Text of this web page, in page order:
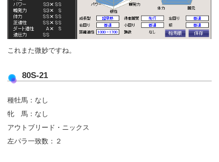
これまた微妙ですね。
80S-21
種牡馬：なし
牝 馬：なし
アウトブリード・ニックス
左パラ一致数：２